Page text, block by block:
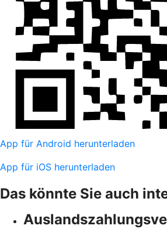
App für Android herunterladen
App für iOS herunterladen
Das könnte Sie auch